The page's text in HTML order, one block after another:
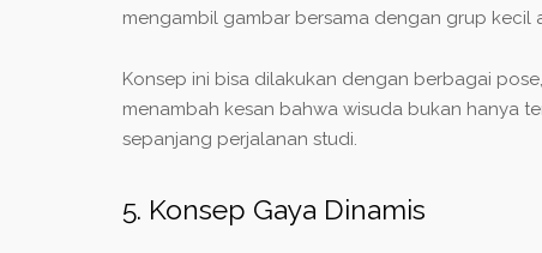
mengambil gambar bersama dengan grup kecil
Konsep ini bisa dilakukan dengan berbagai
menambah kesan bahwa wisuda bukan hanya
sepanjang perjalanan studi.
5. Konsep Gaya Dinamis